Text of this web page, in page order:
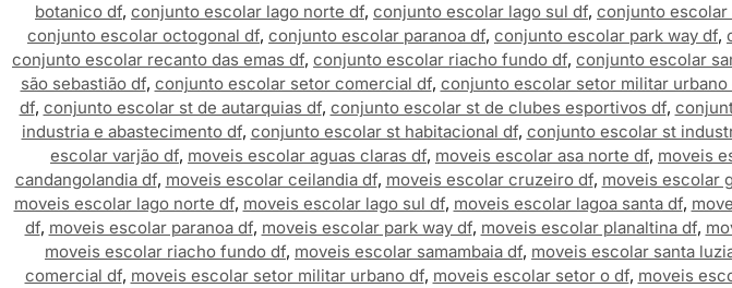
botanico df, conjunto escolar lago norte df, conjunto escolar lago sul df, conjunto escolar
conjunto escolar octogonal df, conjunto escolar paranoa df, conjunto escolar park way df,
conjunto escolar recanto das emas df, conjunto escolar riacho fundo df, conjunto escolar
são sebastião df, conjunto escolar setor comercial df, conjunto escolar setor militar urbano
df, conjunto escolar st de autarquias df, conjunto escolar st de clubes esportivos df,
industria e abastecimento df, conjunto escolar st habitacional df, conjunto escolar st
escolar varjão df, moveis escolar aguas claras df, moveis escolar asa norte df, moveis
candangolandia df, moveis escolar ceilandia df, moveis escolar cruzeiro df, moveis escolar
moveis escolar lago norte df, moveis escolar lago sul df, moveis escolar lagoa santa df,
df, moveis escolar paranoa df, moveis escolar park way df, moveis escolar planaltina df,
moveis escolar riacho fundo df, moveis escolar samambaia df, moveis escolar santa
comercial df, moveis escolar setor militar urbano df, moveis escolar setor o df, moveis